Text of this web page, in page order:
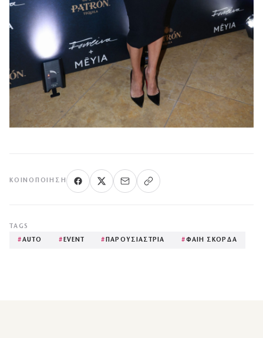
ΚΟΙΝΟΠΟΊΗΣΗ
TAGS
#AUTO # EVENT # ΠΑΡΟΥΣΙΑΣΤΡΙΑ #ΦΑΙΗ ΣΚΟΡΔΑ